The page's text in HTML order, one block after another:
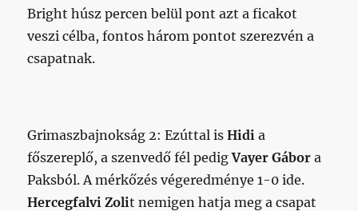
Bright húsz percen belül pont azt a ficakot
veszi célba, fontos három pontot szerezvén a
csapatnak.
Grimaszbajnokság 2: Ezúttal isHidi a
főszereplő, a szenvedő fél pedigVayer Gábor a
Paksból. A mérkőzés végeredménye 1-0 ide.
Hercegfalvi Zolit nemigen hatja meg a csapat